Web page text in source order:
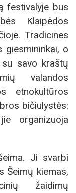
festivalyje bus
Klaipėdos
Tradicines
o
savo kraštų
valandos
etnokultūros
bičiulystės:
organizuoja
Ji svarbi
Šeimų kiemas,
žaidimų